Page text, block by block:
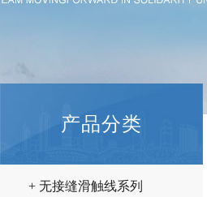
产品分类
+ 无接缝滑触线系列